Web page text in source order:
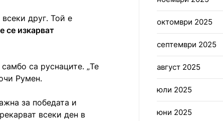
друг. Той е
се изкарват
са руснаците. „Те
Румен.
за победата и
всеки ден в
октомври 2025
септември 2025
август 2025
юли 2025
юни 2025